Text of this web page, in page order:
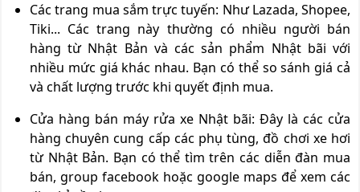
Các trang mua sắm trực tuyến: Như Lazada, Shopee,
Tiki... Các trang này thường có nhiều người bán
hàng từ Nhật Bản và các sản phẩm Nhật bãi với
nhiều mức giá khác nhau. Bạn có thể so sánh giá cả
và chất lượng trước khi quyết định mua.
Cửa hàng bán máy rửa xe Nhật bãi: Đây là các cửa
hàng chuyên cung cấp các phụ tùng, đồ chơi xe hơi
từ Nhật Bản. Bạn có thể tìm trên các diễn đàn mua
bán, group facebook hoặc google maps để xem các